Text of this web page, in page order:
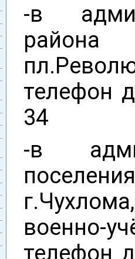
-в
района
телефон
34
-в
военно-
телефон